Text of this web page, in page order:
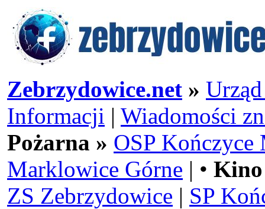
Zebrzydowice.net »
Informacji | Wiadomości
Pożarna » OSP Kończyce
Marklowice Górne | •
ZS Zebrzydowice | SP